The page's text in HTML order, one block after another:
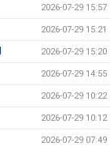
2026-07-29 15:57
2026-07-29 15:21
2026-07-29 15:20
2026-07-29 14:55
2026-07-29 10:22
2026-07-29 10:12
2026-07-29 07:49